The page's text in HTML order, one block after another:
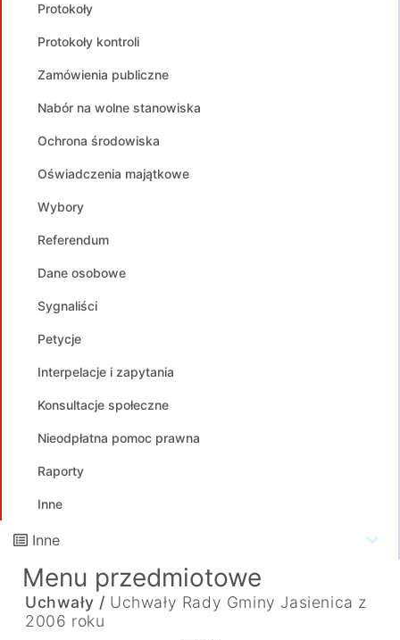
Protokoły
Protokoły kontroli
Zamówienia publiczne
Nabór na wolne stanowiska
Ochrona środowiska
Oświadczenia majątkowe
Wybory
Referendum
Dane osobowe
Sygnaliści
Petycje
Interpelacje i zapytania
Konsultacje społeczne
Nieodpłatna pomoc prawna
Raporty
Inne
Inne
Menu przedmiotowe
Uchwały / Uchwały Rady Gminy Jasienica z
2006 roku